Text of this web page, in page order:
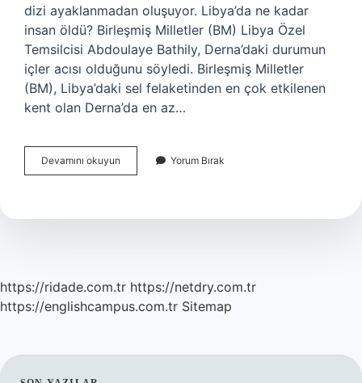
dizi ayaklanmadan oluşuyor. Libya’da ne kadar
insan öldü? Birleşmiş Milletler (BM) Libya Özel
Temsilcisi Abdoulaye Bathily, Derna’daki durumun
içler acısı olduğunu söyledi. Birleşmiş Milletler
(BM), Libya’daki sel felaketinden en çok etkilenen
kent olan Derna’da en az…
Devamını okuyun
Ne
Yorum Bırak
https://ridade.com.tr https://netdry.com.tr
https://englishcampus.com.tr Sitemap